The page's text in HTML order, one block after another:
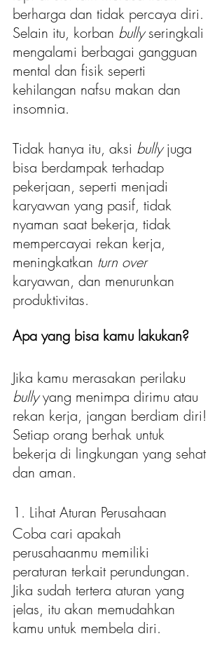
berharga dan tidak percaya diri.
Selain itu, korban bully seringkali
mengalami berbagai gangguan
mental dan fisik seperti
kehilangan nafsu makan dan
insomnia.
Tidak hanya itu, aksi bully juga
bisa berdampak terhadap
pekerjaan, seperti menjadi
karyawan yang pasif, tidak
nyaman saat bekerja, tidak
mempercayai rekan kerja,
meningkatkan turn over
karyawan, dan menurunkan
produktivitas.
Apa yang bisa kamu lakukan?
Jika kamu merasakan perilaku
bully yang menimpa dirimu atau
rekan kerja, jangan berdiam diri!
Setiap orang berhak untuk
bekerja di lingkungan yang sehat
dan aman.
1. Lihat Aturan Perusahaan
Coba cari apakah
perusahaanmu memiliki
peraturan terkait perundungan.
Jika sudah tertera aturan yang
jelas, itu akan memudahkan
kamu untuk membela diri.